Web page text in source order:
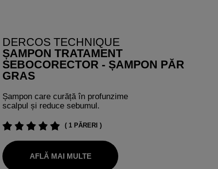
DERCOS TECHNIQUE
ȘAMPON TRATAMENT
SEBOCORECTOR - ȘAMPON PĂR
GRAS
Șampon care curăță în profunzime
scalpul și reduce sebumul.
( 1 PĂRERI )
AFLĂ MAI MULTE